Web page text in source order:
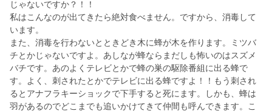
じゃないですか？！！
私はこんなのが出てきたら絶対食べません。ですから、消毒して
います。
また、消毒を行わないとときどき木に蜂が木を作ります。ミツバ
チとかじゃないですよ。あしなが蜂ならまだしも怖いのはスズメ
バチです。あのよくテレビとかで蜂の巣の駆除番組に出る蜂で
す。よく、刺されたとかでテレビに出る蜂ですよ！！もう刺され
るとアナフラキーショックで下手すると死にます。しかも、蜂は
羽があるのでどこまでも追いかけてきて仲間も呼んできます。こ